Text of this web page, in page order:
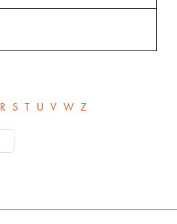
R S T U V W Z